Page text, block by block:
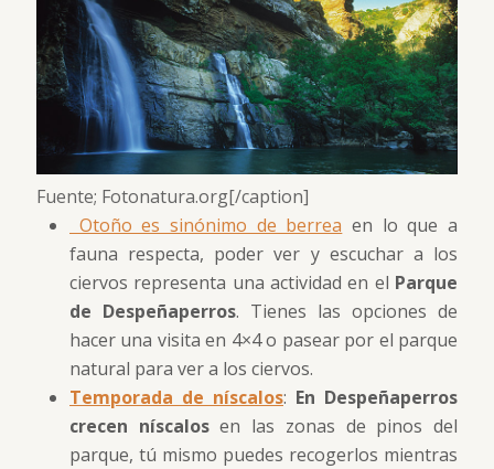
Fuente; Fotonatura.org[/caption]
Otoño es sinónimo de berrea en lo que a
fauna respecta, poder ver y escuchar a los
ciervos representa una actividad en el Parque
de Despeñaperros. Tienes las opciones de
hacer una visita en 4×4 o pasear por el parque
natural para ver a los ciervos.
Temporada de níscalos: En Despeñaperros
crecen níscalosen las zonas de pinos del
parque, tú mismo puedes recogerlos mientras